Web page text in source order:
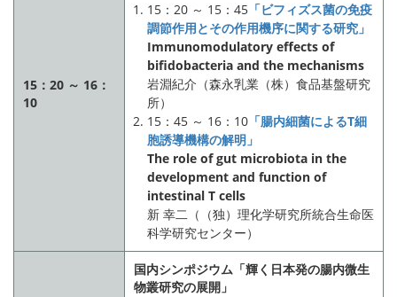
15：20 ～ 16：
10
15：20 ～ 15：45 「ビフィズス菌の免疫
調節作用とその作用機序に関する研究」
Immunomodulatory effects of
bifidobacteria and the mechanisms
岩淵紀介（森永乳業（株）食品基盤研究
所）
15：45 ～ 16：10 「腸内細菌によるT細
胞誘導機構の解明」
The role of gut microbiota in the
development and function of
intestinal T cells
新 幸二（（独）理化学研究所統合生命医
科学研究センター）
国内シンポジウム「輝く日本発の腸内微生
物叢研究の展開」